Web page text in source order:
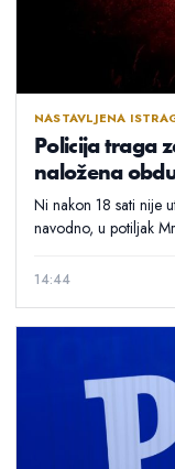
NASTAVLJENA
Policija traga
naložena
Ni nakon 18 sati nije
navodno, u potiljak
14:44